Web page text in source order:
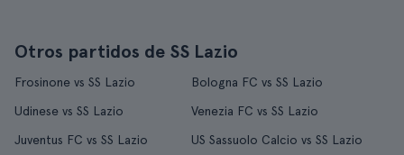
Otros partidos de SS Lazio
Frosinone vs SS Lazio
Bologna FC vs SS Lazio
Udinese vs SS Lazio
Venezia FC vs SS Lazio
Juventus FC vs SS Lazio
US Sassuolo Calcio vs SS Lazio